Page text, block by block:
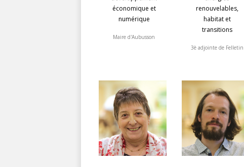
économique et
numérique
Maire d'Aubusson
renouvelables,
habitat et
transitions
3è adjointe de Felletin